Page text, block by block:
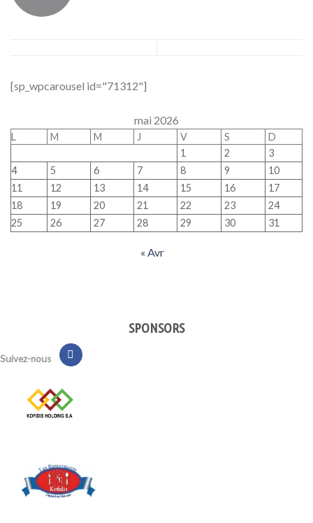
[sp_wpcarousel id="71312"]
mai 2026
L M M J V S
D
1
2
3
4
5 6 7 8 9
10
11
12 13 14 15 16
17
18
19 20 21 22 23
24
25
26 27 28 29 30 31
« Avr
SPONSORS
Suivez-nous